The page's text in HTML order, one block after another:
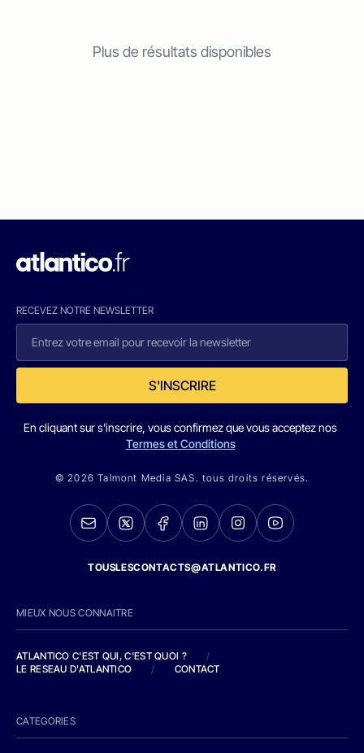
Plus de résultats disponibles
RECEVEZ NOTRE NEWSLETTER
S'INSCRIRE
En cliquant sur s'inscrire, vous confirmez que vous acceptez nos
Termes et Conditions
© 2026 Talmont Media SAS. tous droits réservés.
TOUSLESCONTACTS@ATLANTICO.FR
MIEUX NOUS CONNAITRE
ATLANTICO C'EST QUI, C'EST QUOI ?
/
LE RESEAU D'ATLANTICO
/ CONTACT
CATEGORIES